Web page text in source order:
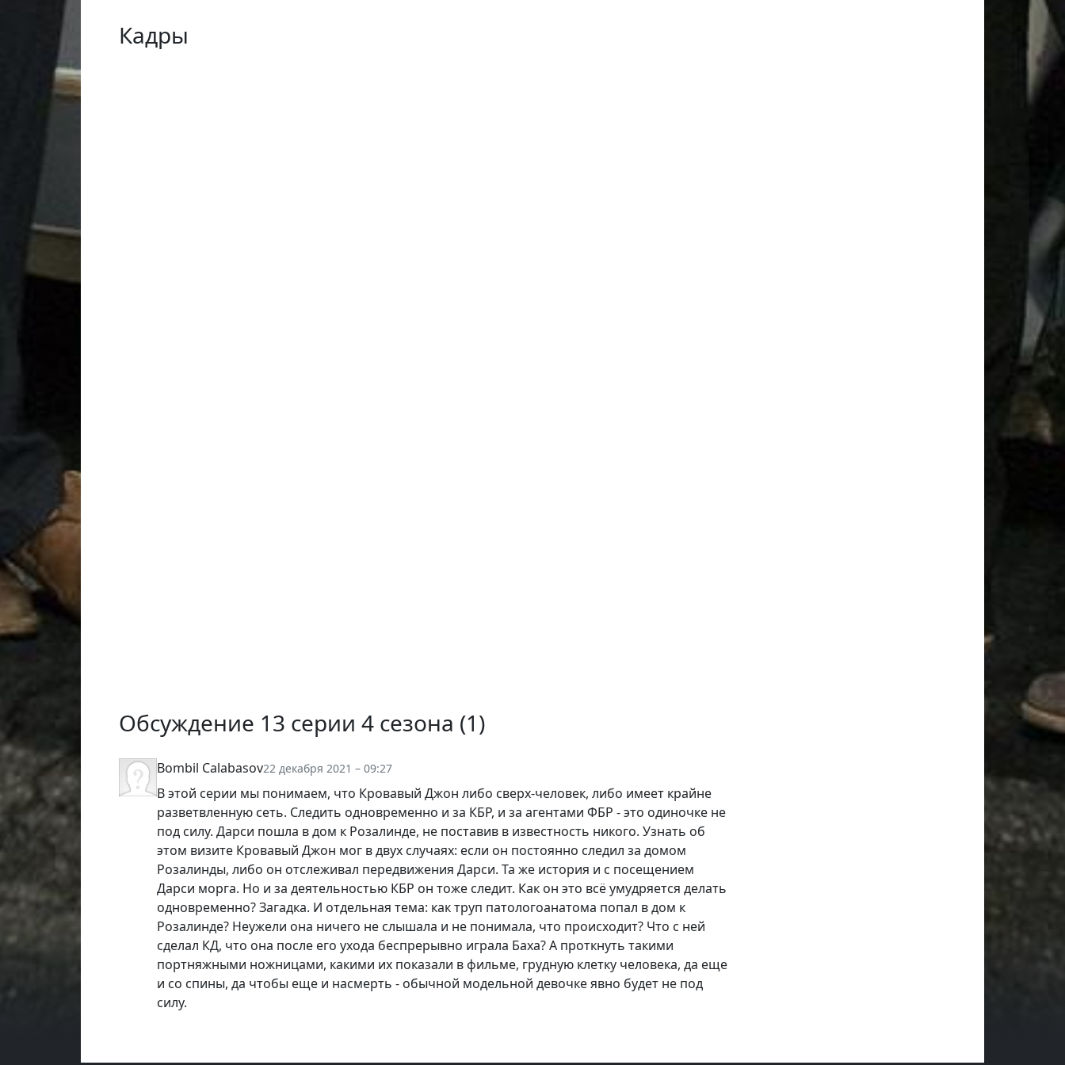
Кадры
Обсуждение 13 серии 4 сезона (1)
Bombil Calabasov22 декабря 2021 – 09:27
В этой серии мы понимаем, что Кровавый Джон либо сверх-человек, либо имеет крайне
разветвленную сеть. Следить одновременно и за КБР, и за агентами ФБР - это одиночке не
под силу. Дарси пошла в дом к Розалинде, не поставив в известность никого. Узнать об
этом визите Кровавый Джон мог в двух случаях: если он постоянно следил за домом
Розалинды, либо он отслеживал передвижения Дарси. Та же история и с посещением
Дарси морга. Но и за деятельностью КБР он тоже следит. Как он это всё умудряется делать
одновременно? Загадка. И отдельная тема: как труп патологоанатома попал в дом к
Розалинде? Неужели она ничего не слышала и не понимала, что происходит? Что с ней
сделал КД, что она после его ухода беспрерывно играла Баха? А проткнуть такими
портняжными ножницами, какими их показали в фильме, грудную клетку человека, да еще
и со спины, да чтобы еще и насмерть - обычной модельной девочке явно будет не под
силу.